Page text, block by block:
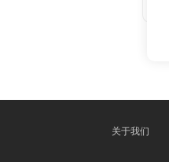
关于我们